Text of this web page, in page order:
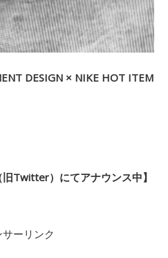
DESIGN × NIKE HOT ITEM
旧Twitter）にてアナウンス中】
サーリンク